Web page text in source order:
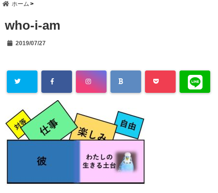
ホーム
who-i-am
2019/07/27